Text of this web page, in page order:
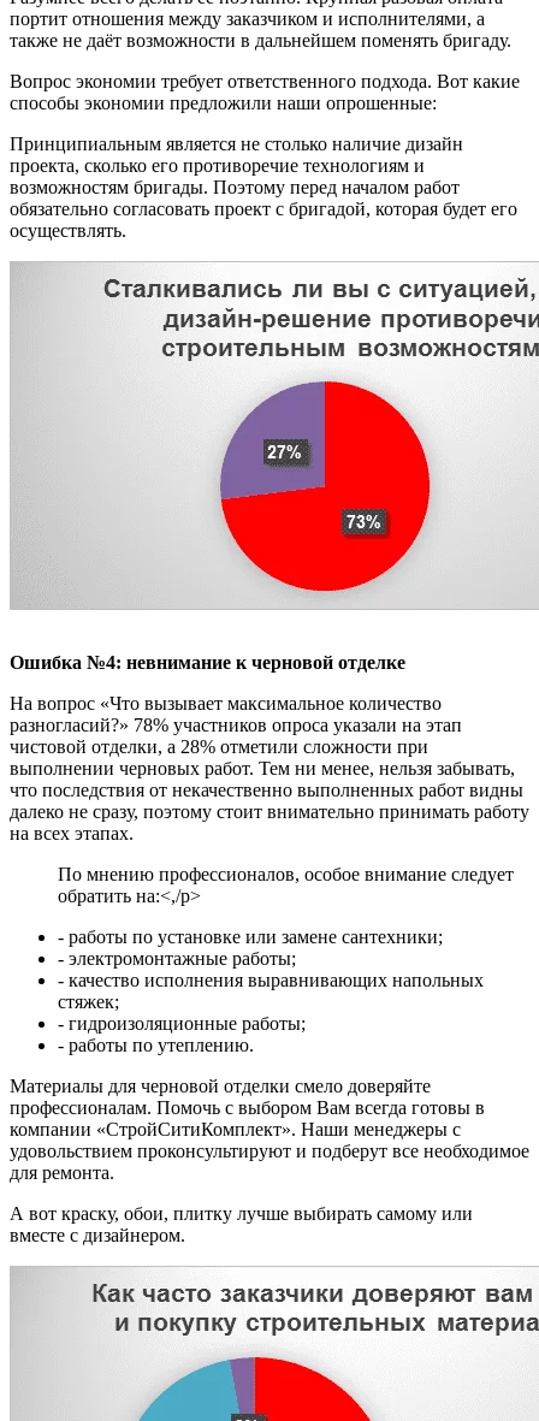
портит отношения между заказчиком и исполнителями, а
также не даёт возможности в дальнейшем поменять бригаду.
Вопрос экономии требует ответственного подхода. Вот какие
способы экономии предложили наши опрошенные:
Принципиальным является не столько наличие дизайн
проекта, сколько его противоречие технологиям и
возможностям бригады. Поэтому перед началом работ
обязательно согласовать проект с бригадой, которая будет его
осуществлять.
Ошибка №4: невнимание к черновой отделке
На вопрос «Что вызывает максимальное количество
разногласий?» 78% участников опроса указали на этап
чистовой отделки, а 28% отметили сложности при
выполнении черновых работ. Тем ни менее, нельзя забывать,
что последствия от некачественно выполненных работ видны
далеко не сразу, поэтому стоит внимательно принимать работу
на всех этапах.
По мнению профессионалов, особое внимание следует
обратить на:<,/p>
- работы по установке или замене сантехники;
- электромонтажные работы;
- качество исполнения выравнивающих напольных
стяжек;
- гидроизоляционные работы;
- работы по утеплению.
Материалы для черновой отделки смело доверяйте
профессионалам. Помочь с выбором Вам всегда готовы в
компании «СтройСитиКомплект». Наши менеджеры с
удовольствием проконсультируют и подберут все необходимое
для ремонта.
А вот краску, обои, плитку лучше выбирать самому или
вместе с дизайнером.